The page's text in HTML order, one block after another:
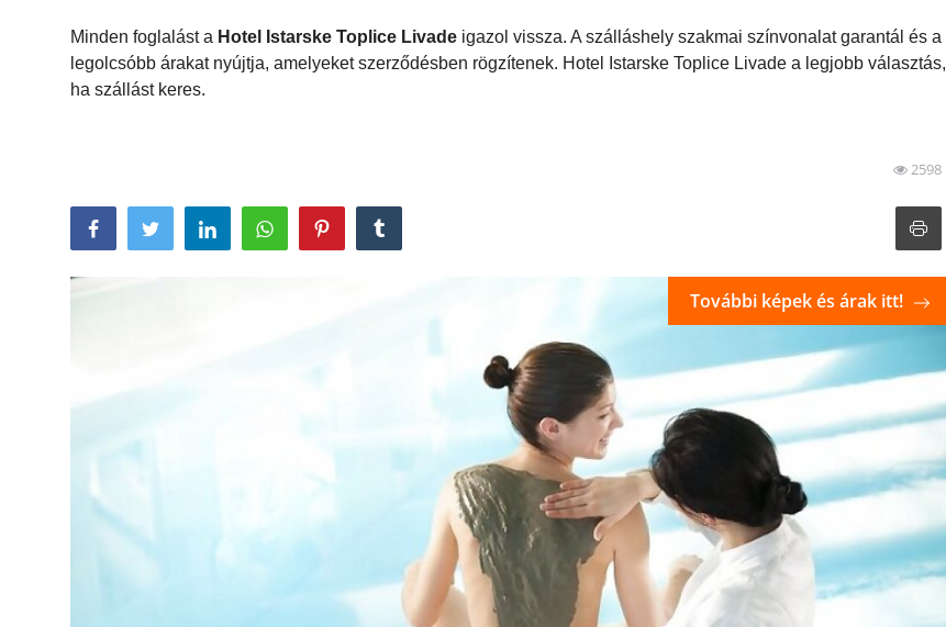
Szállások Hajdúszoboszlón
Minden foglalást a Hotel Istarske Toplice Livade igazol vissza. A szálláshely szakmai színvonalat garantál és a
legolcsóbb árakat nyújtja, amelyeket szerződésben rögzítenek. Hotel Istarske Toplice Livade a legjobb választás,
ha szállást keres.
2598
További képek és árak itt!